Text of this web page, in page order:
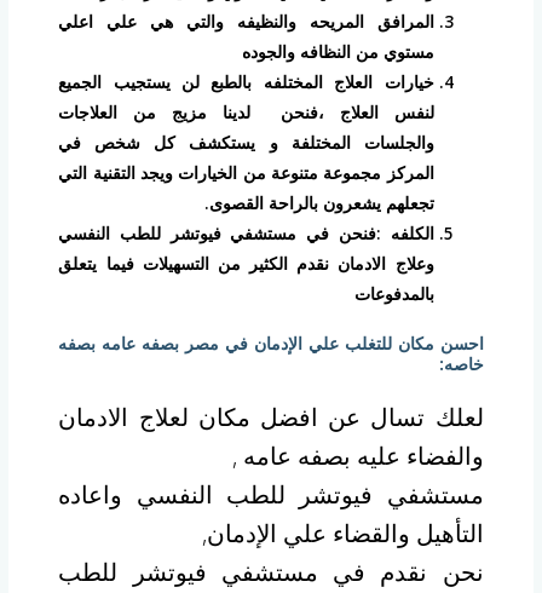
المرافق المريحه والنظيفه والتي هي علي اعلي
مستوي من النظافه والجوده
خيارات العلاج المختلفه بالطبع لن يستجيب الجميع
لنفس العلاج ،فنحن لدينا مزيج من العلاجات
والجلسات المختلفة و يستكشف كل شخص في
المركز مجموعة متنوعة من الخيارات ويجد التقنية التي
تجعلهم يشعرون بالراحة القصوى.
الكلفه :فنحن في مستشفي فيوتشر للطب النفسي
وعلاج الادمان نقدم الكثير من التسهيلات فيما يتعلق
بالمدفوعات
احسن مكان للتغلب علي الإدمان في مصر بصفه عامه بصفه
خاصه:
لعلك تسال عن افضل مكان لعلاج الادمان
والفضاء عليه بصفه عامه ,
مستشفي فيوتشر للطب النفسي واعاده
التأهيل والقضاء علي الإدمان,
نحن نقدم في مستشفي فيوتشر للطب